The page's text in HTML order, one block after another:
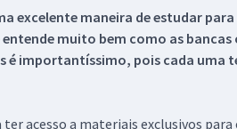
excelente maneira de estudar
muito bem como as
é importantíssimo, pois cada uma
ter acesso a materiais exclusivos